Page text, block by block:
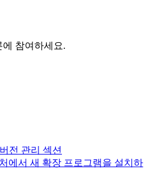
참여하세요.
전 관리 섹션
에서 새 확장 프로그램을 설치하